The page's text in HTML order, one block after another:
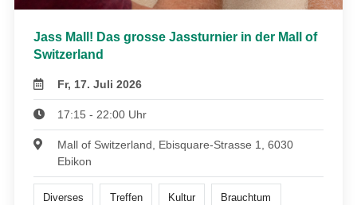
Jass Mall! Das grosse Jassturnier in der Mall of
Switzerland
Fr, 17. Juli 2026
17:15 - 22:00 Uhr
Mall of Switzerland, Ebisquare-Strasse 1, 6030
Ebikon
Diverses Treffen Kultur Brauchtum